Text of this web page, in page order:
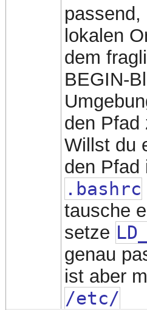
lokalen
dem
BEGIN-
den Pfad
Willst du
den
.bashrc
tausche
setze
genau
ist aber
/etc/